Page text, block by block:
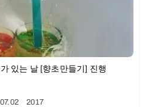
있는 날 [향초만들기] 진행
ㆍ2017